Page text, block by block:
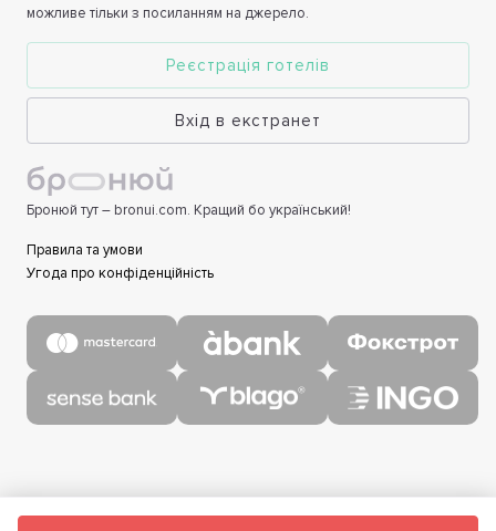
можливе тільки з посиланням на джерело.
Реєстрація готелів
Вхід в екстранет
Бронюй тут – bronui.com. Кращий бо український!
Правила та умови
Угода про конфіденційність